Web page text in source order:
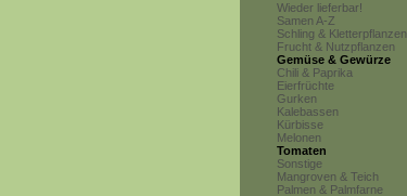
Wieder lieferbar!
Samen A-Z
Schling & Kletterpflanzen
Frucht & Nutzpflanzen
Gemüse & Gewürze
Chili & Paprika
Eierfrüchte
Gurken
Kalebassen
Kürbisse
Melonen
Tomaten
Sonstige
Mangroven & Teich
Palmen & Palmfarne